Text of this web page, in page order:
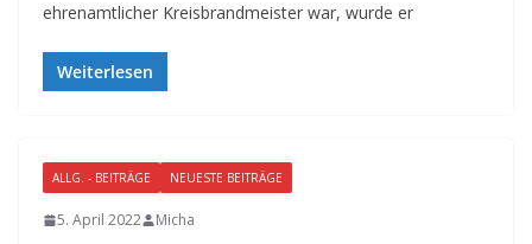
ehrenamtlicher Kreisbrandmeister war, wurde er
Weiterlesen
ALLG. - BEITRÄGE NEUESTE BEITRÄGE
5. April 2022 Micha